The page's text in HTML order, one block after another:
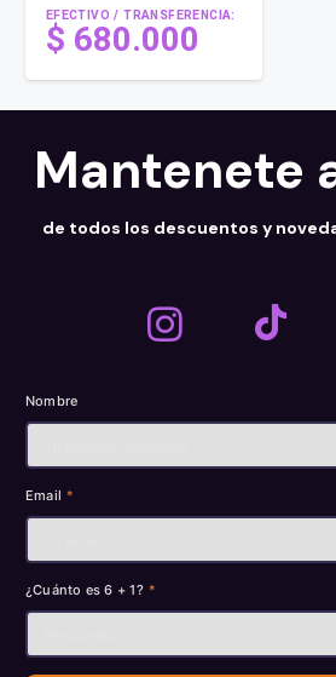
EFECTIVO / TRANSFERENCIA:
$ 680.000
Mantenete
de todos los descuentos y
Nombre
Email *
¿Cuánto es 6 + 1? *